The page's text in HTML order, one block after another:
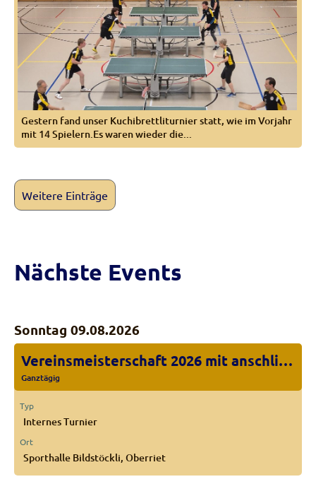
Gestern fand unser Kuchibrettliturnier statt, wie im Vorjahr
mit 14 Spielern.Es waren wieder die...
Weitere Einträge
Nächste Events
Sonntag 09.08.2026
Vereinsmeisterschaft 2026 mit anschliessendem Grillen
Ganztägig
Typ
Internes Turnier
Ort
Sporthalle Bildstöckli, Oberriet